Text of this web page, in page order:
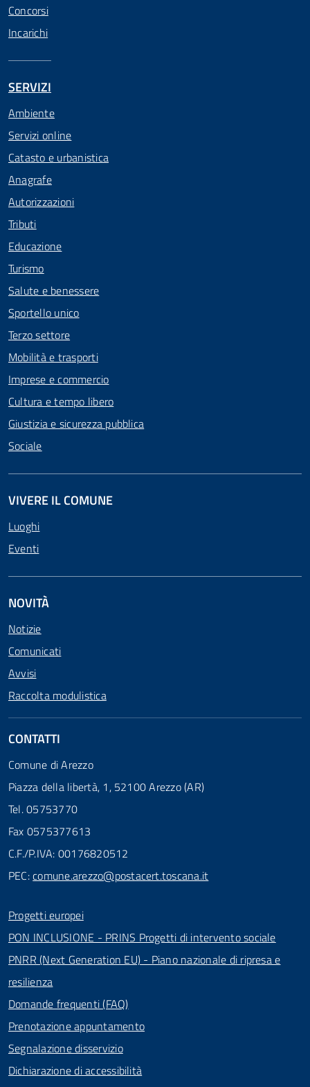
Concorsi
Incarichi
SERVIZI
Ambiente
Servizi online
Catasto e urbanistica
Anagrafe
Autorizzazioni
Tributi
Educazione
Turismo
Salute e benessere
Sportello unico
Terzo settore
Mobilità e trasporti
Imprese e commercio
Cultura e tempo libero
Giustizia e sicurezza pubblica
Sociale
VIVERE IL COMUNE
Luoghi
Eventi
NOVITÀ
Notizie
Comunicati
Avvisi
Raccolta modulistica
CONTATTI
Comune di Arezzo
Piazza della libertà, 1, 52100 Arezzo (AR)
Tel. 05753770
Fax 0575377613
C.F./P.IVA: 00176820512
PEC:comune.arezzo@postacert.toscana.it
Progetti europei
PON INCLUSIONE - PRINS Progetti di intervento sociale
PNRR (Next Generation EU) - Piano nazionale di ripresa e
resilienza
Domande frequenti (FAQ)
Prenotazione appuntamento
Segnalazione disservizio
Dichiarazione di accessibilità